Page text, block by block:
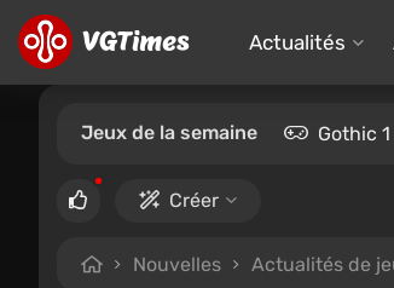
Actualités
Jeux de la semaine Gothic
Créer
Nouvelles Actualités de